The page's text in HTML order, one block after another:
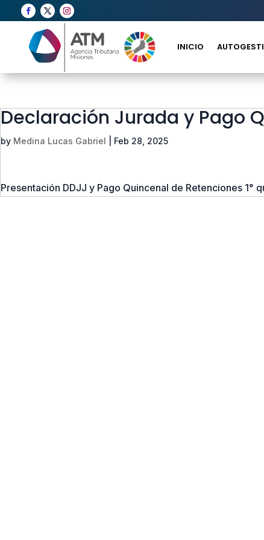
INICIO
Declaración Jurada y Pago
by Medina Lucas Gabriel Feb 28, 2025
Presentación DDJJ y Pago Quincenal de Retenciones 1°